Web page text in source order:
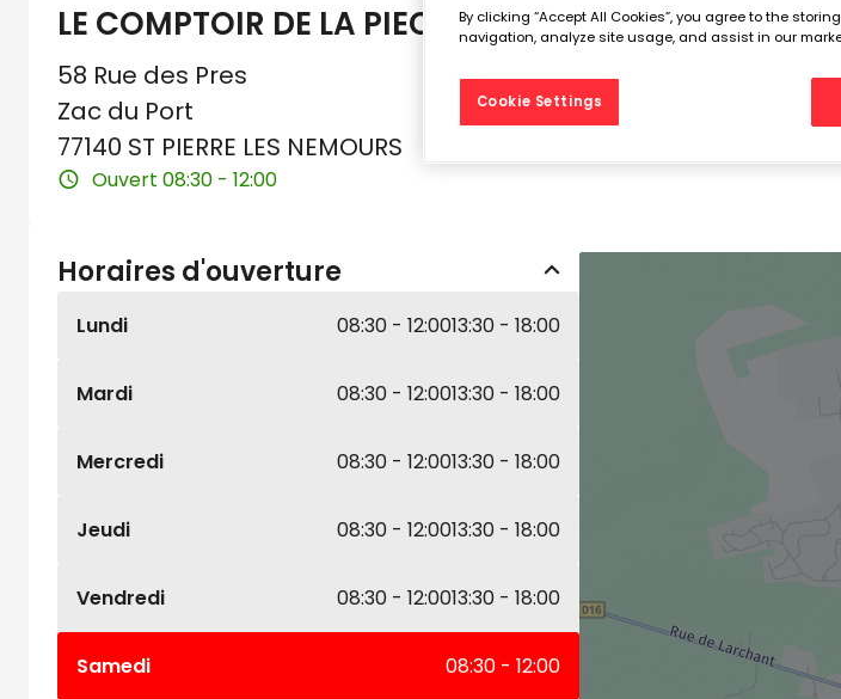
LE COMPTOIR DE LA PIECE AUTO - CPA
58 Rue des Pres
Zac du Port
77140 ST PIERRE LES NEMOURS
Ouvert 08:30 - 12:00
Horaires d'ouverture
Lundi 08:30 - 12:0013:30 - 18:00
Mardi 08:30 - 12:0013:30 - 18:00
Mercredi 08:30 - 12:0013:30 - 18:00
Jeudi 08:30 - 12:0013:30 - 18:00
Vendredi 08:30 - 12:0013:30 - 18:00
Samedi 08:30 - 12:00
By clicking “Accept All Cookies”, you agree to the
navigation, analyze site usage, and assist in our
Cookie Settings